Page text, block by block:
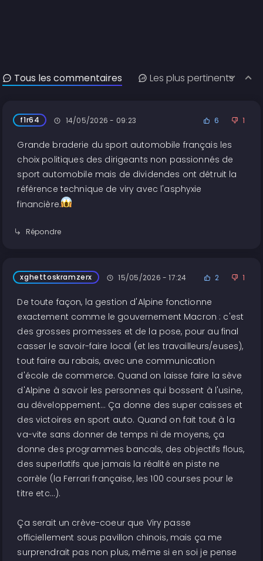
Tous les commentaires Les plus pertinents
f1r64 14/05/2026 - 09:23 6 1
Grande braderie du sport automobile français les
choix politiques des dirigeants non passionnés de
sport automobile mais de dividendes ont détruit la
référence technique de viry avec l'asphyxie
financière.
Répondre
xghettoskramzerx 15/05/2026 - 17:24 2 1
De toute façon, la gestion d'Alpine fonctionne
exactement comme le gouvernement Macron : c'est
des grosses promesses et de la pose, pour au final
casser le savoir-faire local (et les travailleurs/euses),
tout faire au rabais, avec une communication
d'école de commerce. Quand on laisse faire la sève
d'Alpine à savoir les personnes qui bossent à l'usine,
au développement... Ça donne des super caisses et
des victoires en sport auto. Quand on fait tout à la
va-vite sans donner de temps ni de moyens, ça
donne des programmes bancals, des objectifs flous,
des superlatifs que jamais la réalité en piste ne
corrèle (la Ferrari française, les 100 courses pour le
titre etc...).
Ça serait un crève-coeur que Viry passe
officiellement sous pavillon chinois, mais ça me
surprendrait pas non plus, même si en soi je pense